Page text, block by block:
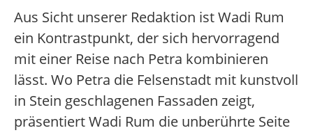
Aus Sicht unserer Redaktion ist Wadi Rum
ein Kontrastpunkt, der sich hervorragend
mit einer Reise nach Petra kombinieren
lässt. Wo Petra die Felsenstadt mit kunstvoll
in Stein geschlagenen Fassaden zeigt,
präsentiert Wadi Rum die unberührte Seite